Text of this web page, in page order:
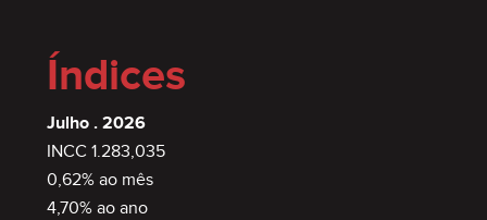
Índices
Julho . 2026
INCC 1.283,035
0,62% ao mês
4,70% ao ano